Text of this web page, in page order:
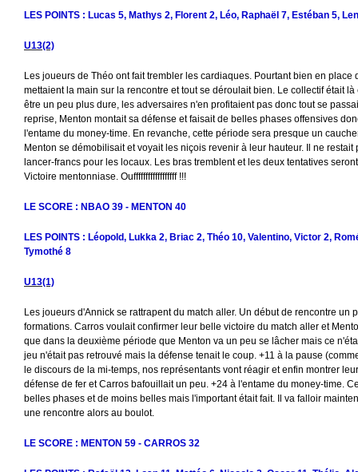
LES POINTS : Lucas 5, Mathys 2, Florent 2, Léo, Raphaël 7, Estéban 5,
U13(2)
Les joueurs de Théo ont fait trembler les cardiaques. Pourtant bien en place
mettaient la main sur la rencontre et tout se déroulait bien. Le collectif était
être un peu plus dure, les adversaires n'en profitaient pas donc tout se
reprise, Menton montait sa défense et faisait de belles phases offensives
l'entame du money-time. En revanche, cette période sera presque un
Menton se démobilisait et voyait les niçois revenir à leur hauteur. Il ne restait
lancer-francs pour les locaux. Les bras tremblent et les deux tentatives
Victoire mentonniase. Ouffffffffffffffffff !!!
LE SCORE : NBAO 39 - MENTON 40
LES POINTS : Léopold, Lukka 2, Briac 2, Théo 10, Valentino, Victor 2,
Tymothé 8
U13(1)
Les joueurs d'Annick se rattrapent du match aller. Un début de rencontre un
formations. Carros voulait confirmer leur belle victoire du match aller et
que dans la deuxième période que Menton va un peu se lâcher mais ce
jeu n'était pas retrouvé mais la défense tenait le coup. +11 à la pause
le discours de la mi-temps, nos représentants vont réagir et enfin montrer
défense de fer et Carros bafouillait un peu. +24 à l'entame du money-time.
belles phases et de moins belles mais l'important était fait. Il va falloir
une rencontre alors au boulot.
LE SCORE : MENTON 59 - CARROS 32